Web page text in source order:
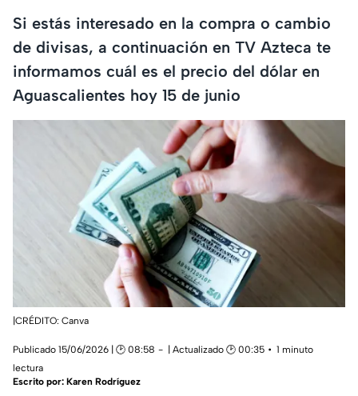
Si estás interesado en la compra o cambio
de divisas, a continuación en TV Azteca te
informamos cuál es el precio del dólar en
Aguascalientes hoy 15 de junio
|CRÉDITO: Canva
Publicado 15/06/2026 | 🕑 08:58 | Actualizado 🕑 00:35
1 minuto
lectura
Escrito por: Karen Rodríguez